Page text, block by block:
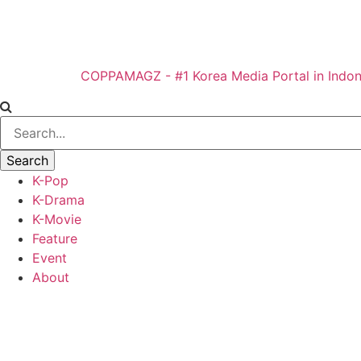
COPPAMAGZ - #1 Korea Media Portal in
K-Pop
K-Drama
K-Movie
Feature
Event
About